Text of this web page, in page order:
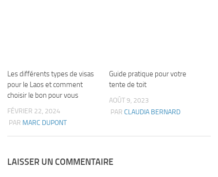
Les différents types de visas
pour le Laos et comment
choisir le bon pour vous
FÉVRIER 22, 2024
PAR MARC DUPONT
Guide pratique pour votre
tente de toit
AOÛT 9, 2023
PAR CLAUDIA BERNARD
LAISSER UN COMMENTAIRE